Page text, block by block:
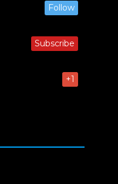
Follow
Subscribe
+1